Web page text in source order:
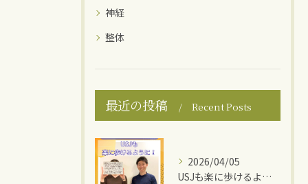
神経
整体
最近の投稿 Recent Posts
2026/04/05
USJも楽に歩けるように！